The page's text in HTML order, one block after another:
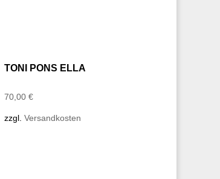
TONI PONS ELLA
70,00 €
zzgl. Versandkosten